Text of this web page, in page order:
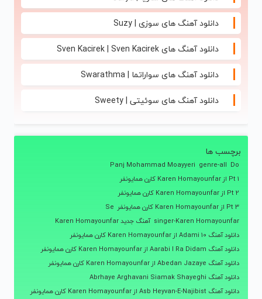
دانلود آهنگ های سوزی | Suzy
دانلود آهنگ های Sven Kacirek | Sven Kacirek
دانلود آهنگ های سواراتما | Swarathma
دانلود آهنگ های سوئیتی | Sweety
برچسب ها
Do
genre-all
Panj Mohammad Moayyeri
Pt 1 از Karen Homayounfar کارن همایونفر
Pt 2 از Karen Homayounfar کارن همایونفر
Pt 3 از Karen Homayounfar کارن همایونفر
Se
singer-Karen Homayounfar آهنگ جدید Karen Homayounfar
دانلود آهنگ 10 Adami از Karen Homayounfar کارن همایونفر
دانلود آهنگ Aarabi I Ra Didam از Karen Homayounfar کارن همایونفر
دانلود آهنگ Abedan Jazaye از Karen Homayounfar کارن همایونفر
دانلود آهنگ Abrhaye Arghavani Siamak Shayeghi
دانلود آهنگ Asb Heyvan-E-Najibist از Karen Homayounfar کارن همایونفر